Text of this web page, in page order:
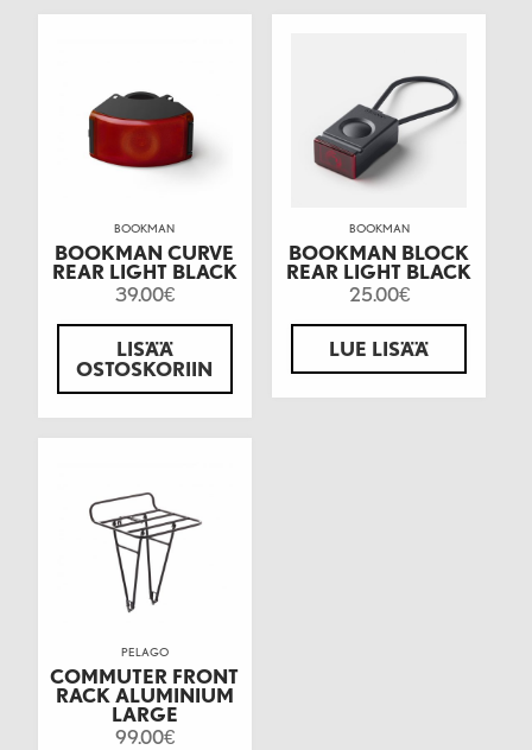
BOOKMAN
BOOKMAN CURVE
REAR LIGHT BLACK
39.00€
LISÄÄ
OSTOSKORIIN
BOOKMAN
BOOKMAN BLOCK
REAR LIGHT BLACK
25.00€
LUE LISÄÄ
PELAGO
COMMUTER FRONT
RACK ALUMINIUM
LARGE
99.00€